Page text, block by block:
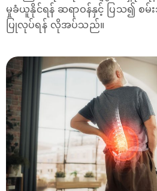
မှုခံယူနိုင်ရန် ဆရာဝန်နှင့် ပြသ၍ စမ်း
ပြုလုပ်ရန် လိုအပ်သည်။